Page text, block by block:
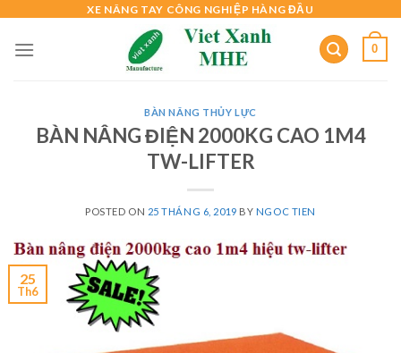
content
XE NÂNG TAY CÔNG NGHIỆP HÀNG ĐẦU
0
BÀN NÂNG THỦY LỰC
BÀN NÂNG ĐIỆN 2000KG CAO 1M4
TW-LIFTER
POSTED ON 25 THÁNG 6, 2019 BY NGOC TIEN
25
Th6